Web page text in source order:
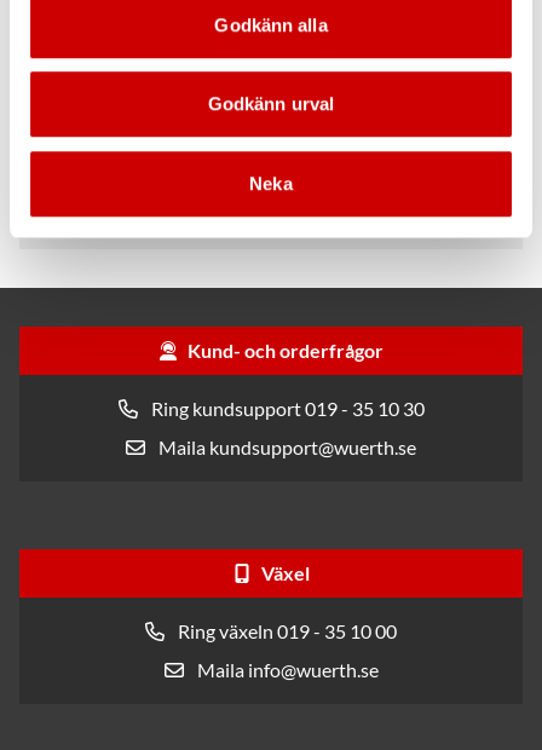
Godkänn alla
Godkänn urval
Neka
kunderna att effektivisera sin hantering av
förbrukningsmaterial. Det uppnår vi genom
marknadens bästa servicekoncept som
kvalitet, stark lokal närvaro samt snabba och
Kund- och orderfrågor
Ring kundsupport 019 - 35 10 30
Maila kundsupport@wuerth.se
Växel
Ring växeln 019 - 35 10 00
Maila info@wuerth.se